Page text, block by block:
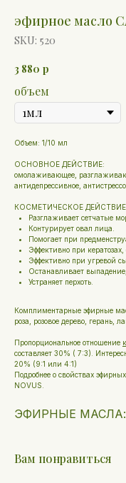
эфирное масло
SKU: 520
3 880 р
объем
Объем: 1/10 мл
ОСНОВНОЕ ДЕЙСТВИЕ:
омолаживающее,
антидепрессивное,
КОСМЕТИЧЕСКОЕ
Разглаживает сетчатые
Контурирует овал лица.
Помогает при
Эффективно при
Эффективно при угревой
Останавливает
Устраняет перхоть.
Комплиментарные эфирные
роза, розовое дерево, герань,
Пропорциональное отношение
составляет 30% ( 7:3).
20% (9:1 или 4:1)
Подробнее о свойствах
NOVUS.
ЭФИРНЫЕ МАСЛА:
Вам понравиться